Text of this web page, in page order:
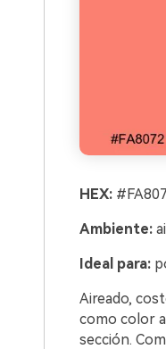
HEX:
Ambiente:
Ideal para:
Aireado,
como color
sección.